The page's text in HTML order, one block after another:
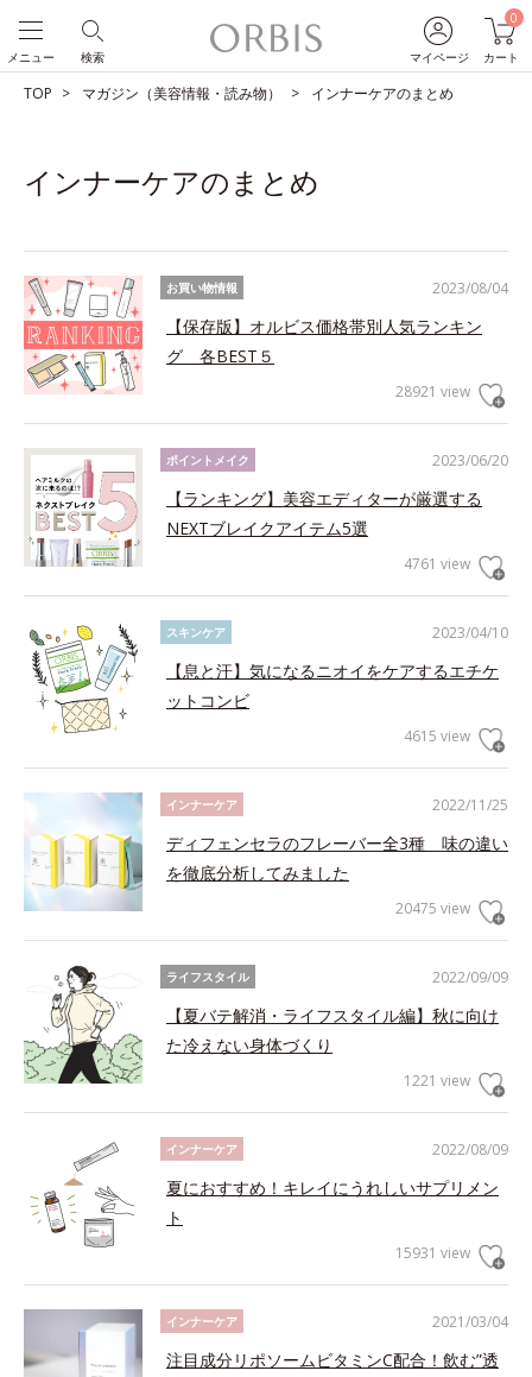
マイページ
0
カート
検索
メニュー
TOP マガジン（美容情報・読み物） インナーケアのまとめ
インナーケアのまとめ
2023/08/04
お買い物情報
【保存版】オルビス価格帯別人気ランキン
グ 各BEST５
28921 view
2023/06/20
ポイントメイク
【ランキング】美容エディターが厳選する
NEXTブレイクアイテム5選
4761 view
2023/04/10
スキンケア
【息と汗】気になるニオイをケアするエチケ
ットコンビ
4615 view
2022/11/25
インナーケア
ディフェンセラのフレーバー全3種 味の違い
を徹底分析してみました
20475 view
2022/09/09
ライフスタイル
【夏バテ解消・ライフスタイル編】秋に向け
た冷えない身体づくり
1221 view
2022/08/09
インナーケア
夏におすすめ！キレイにうれしいサプリメン
ト
15931 view
2021/03/04
インナーケア
注目成分リポソームビタミンC配合！飲む”透